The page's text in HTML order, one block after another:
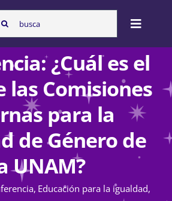
Toggle
Inicio
Nosotras
Programas
¿Cuál es el
las Comisiones
para la
de Género de
UNAM?
Educación para la igualdad